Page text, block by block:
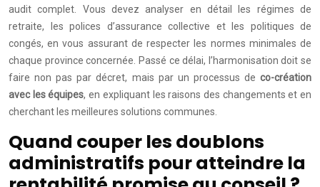
audit complet. Vous devez analyser en détail les régimes de
retraite, les polices d’assurance collective et les politiques de
congés, en vous assurant de respecter les normes minimales de
chaque province concernée. Passé ce délai, l’harmonisation doit se
faire non pas par décret, mais par un processus de co-création
avec les équipes, en expliquant les raisons des changements et en
cherchant les meilleures solutions communes.
Quand couper les doublons
administratifs pour atteindre la